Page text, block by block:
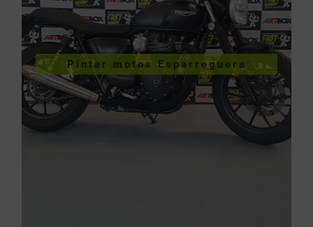
Pintar motos Esparreguera
Pintar motos
Esparreguera
VER PINTURA DE MOTOS